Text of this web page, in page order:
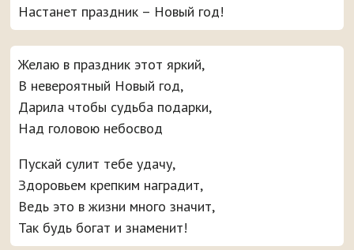
Настанет праздник – Новый год!
Желаю в праздник этот яркий,
В невероятный Новый год,
Дарила чтобы судьба подарки,
Над головою небосвод
Пускай сулит тебе удачу,
Здоровьем крепким наградит,
Ведь это в жизни много значит,
Так будь богат и знаменит!